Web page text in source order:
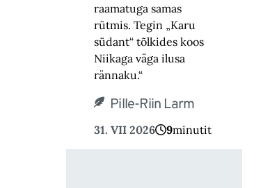
raamatuga samas
rütmis. Tegin „Karu
südant“ tõlkides koos
Niikaga väga ilusa
rännaku.“
Pille-Riin Larm
31. VII 2026 9minutit